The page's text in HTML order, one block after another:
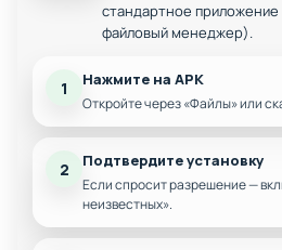
стандартное
файловый менеджер).
1 Нажмите на APK
Откройте через «Файлы» или
2 Подтвердите установку
Если спросит разрешение —
неизвестных».